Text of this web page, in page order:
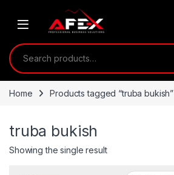
Search for:
Home Products tagged “truba bukish”
truba bukish
Showing the single result